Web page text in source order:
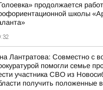
продолжается
школы
Лантратова: Совместно с
помогли семье
участника СВО из
получить положенные